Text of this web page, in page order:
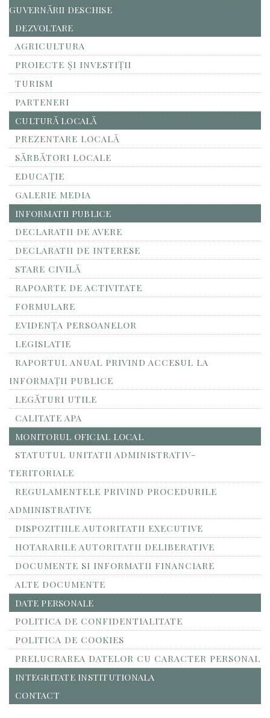
GUVERNĂRII DESCHISE
DEZVOLTARE
AGRICULTURA
PROIECTE ȘI INVESTIȚII
TURISM
PARTENERI
CULTURĂ LOCALĂ
PREZENTARE LOCALĂ
SĂRBĂTORI LOCALE
EDUCAȚIE
GALERIE MEDIA
INFORMATII PUBLICE
DECLARATII DE AVERE
DECLARATII DE INTERESE
STARE CIVILĂ
RAPOARTE DE ACTIVITATE
FORMULARE
EVIDENȚA PERSOANELOR
LEGISLATIE
RAPORTUL ANUAL PRIVIND ACCESUL LA
INFORMAŢII PUBLICE
LEGĂTURI UTILE
CALITATE APA
MONITORUL OFICIAL LOCAL
STATUTUL UNITATII ADMINISTRATIV-
TERITORIALE
REGULAMENTELE PRIVIND PROCEDURILE
ADMINISTRATIVE
DISPOZITIILE AUTORITATII EXECUTIVE
HOTARARILE AUTORITATII DELIBERATIVE
DOCUMENTE SI INFORMATII FINANCIARE
ALTE DOCUMENTE
DATE PERSONALE
POLITICA DE CONFIDENTIALITATE
POLITICA DE COOKIES
PRELUCRAREA DATELOR CU CARACTER PERSONAL
INTEGRITATE INSTITUTIONALA
CONTACT